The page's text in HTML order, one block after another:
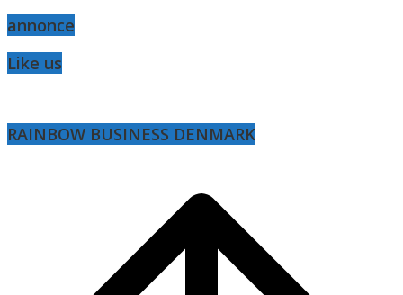
annonce
Like us
RAINBOW BUSINESS DENMARK